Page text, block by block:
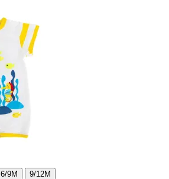
6/9M 9/12M